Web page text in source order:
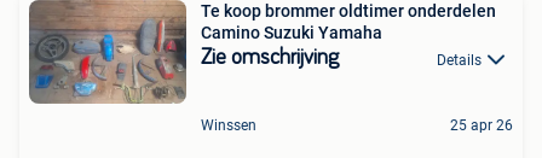
Te koop brommer oldtimer onderdelen
Camino Suzuki Yamaha
Zie omschrijving Details
Winssen 25 apr 26